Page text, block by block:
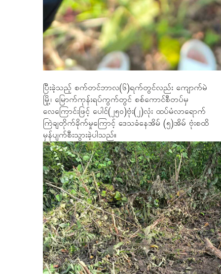
ပြီးခဲ့သည့် စက်တင်ဘာလ(၆)ရက်တွင်လည်း ကျောက်မဲ
မြို့၊ ‌မြောက်ကုန်းရပ်ကွက်တွင် စစ်ကောင်စီတပ်မှ
လေကြောင်းဖြင့် ပေါင်(၂၅၀)ဗုံး(၂)လုံး ထပ်မံလာရောက်
ကြဲချတိုက်ခိုက်မှုကြောင့် ဒေသခံနေအိမ် (၅)အိမ် ဗုံးစထိ
မှန်ပျက်စီးသွားခဲ့ပါသည်။